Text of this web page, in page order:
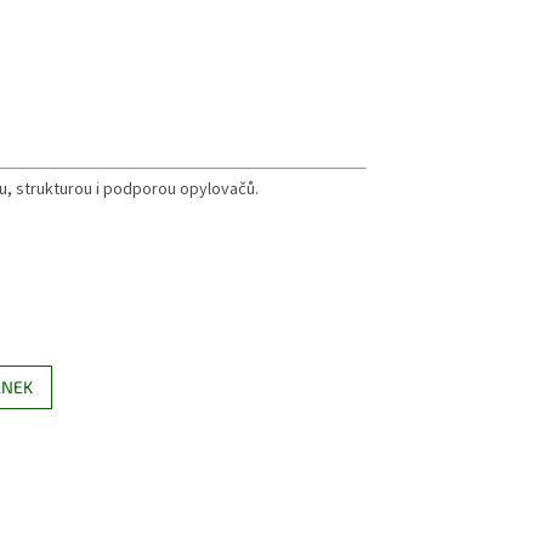
strukturou i podporou opylovačů.